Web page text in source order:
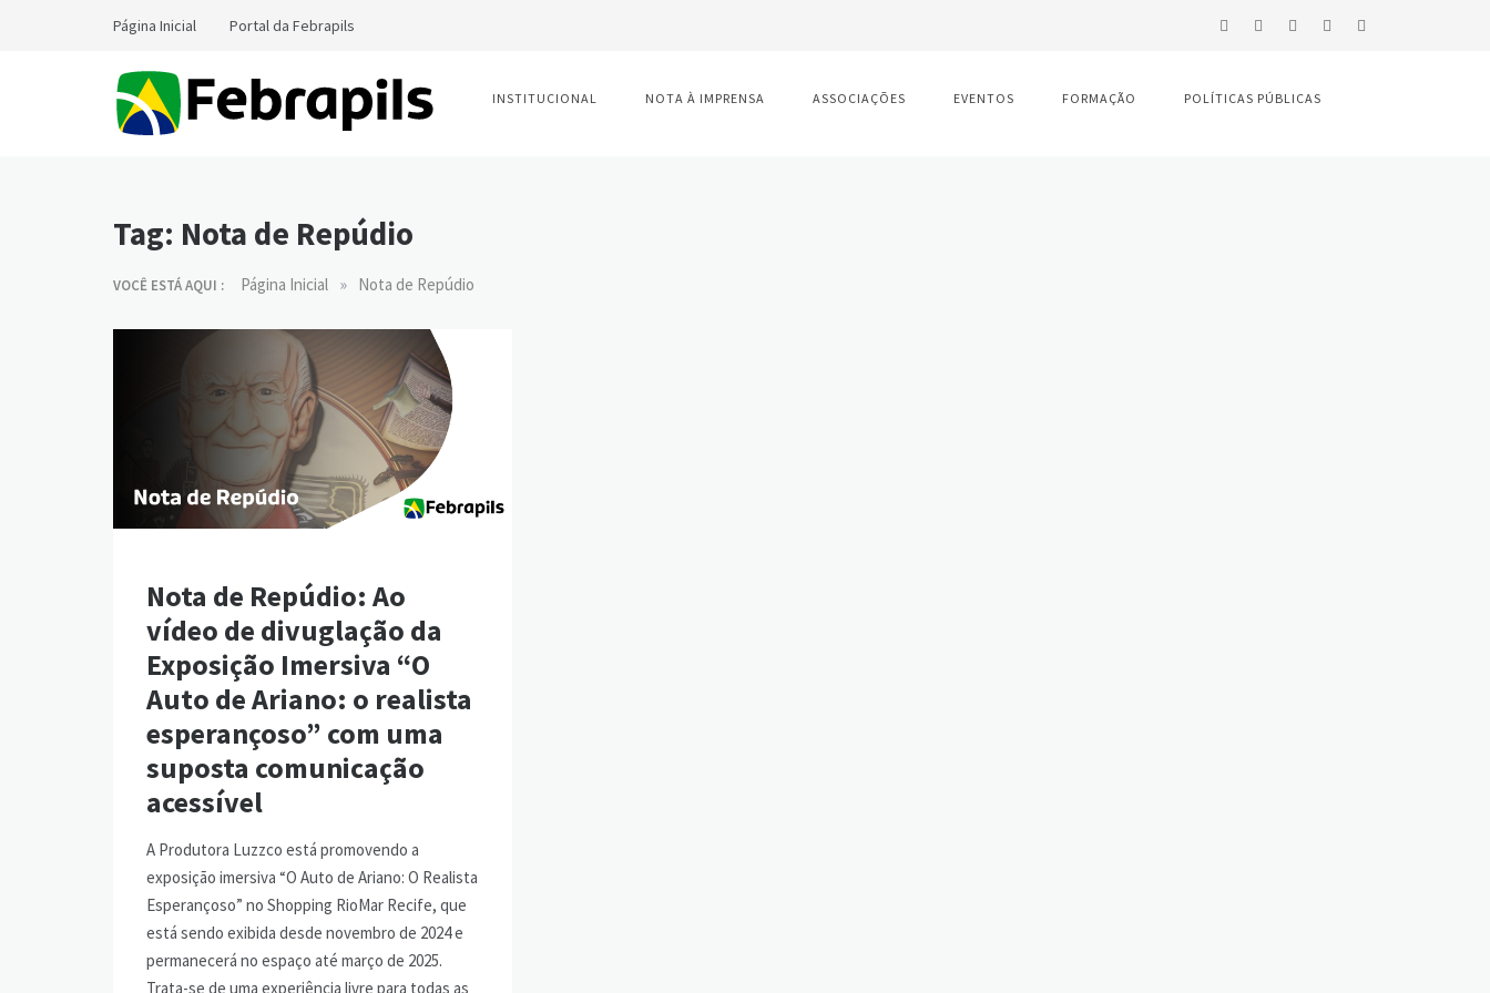
Página Inicial Portal da Febrapils
INSTITUCIONAL NOTA À IMPRENSA ASSOCIAÇÕES EVENTOS FORMAÇÃO POLÍTICAS PÚBLICAS
Tag: Nota de Repúdio
VOCÊ ESTÁ AQUI : Página Inicial » Nota de Repúdio
Nota de Repúdio: Ao
vídeo de divuglação da
Exposição Imersiva “O
Auto de Ariano: o realista
esperançoso” com uma
suposta comunicação
acessível
A Produtora Luzzco está promovendo a
exposição imersiva “O Auto de Ariano: O Realista
Esperançoso” no Shopping RioMar Recife, que
está sendo exibida desde novembro de 2024 e
permanecerá no espaço até março de 2025.
Trata-se de uma experiência livre para todas as